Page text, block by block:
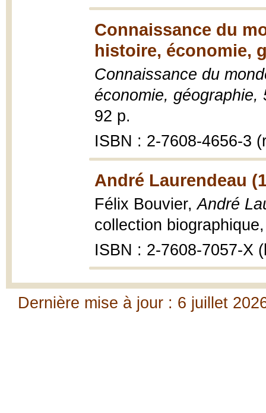
Connaissance du
histoire, économie,
Connaissance du
économie, géographie,
92 p.
ISBN : 2-7608-4656-3
André Laurendeau
Félix Bouvier,André
collection
ISBN : 2-7608-7057-X
Dernière mise à jour : 6 juillet